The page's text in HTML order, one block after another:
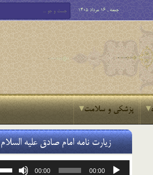
جمعه , 16 مرداد 1405
پزشکی و سلامت
زیارت نامه امام صادق علیه السلام
پخش‌کننده
00:00
00:00